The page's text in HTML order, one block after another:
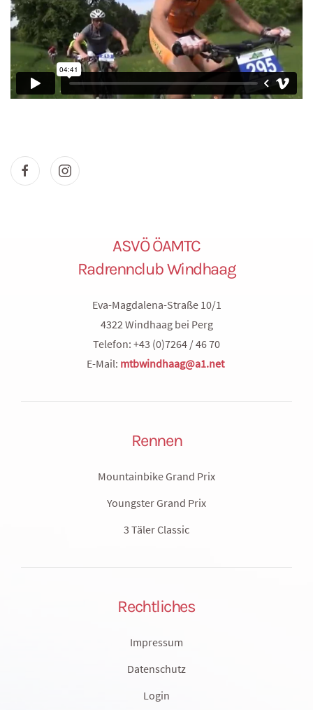
ASVÖ ÖAMTC
Radrennclub Windhaag
Eva-Magdalena-Straße 10/1
4322 Windhaag bei Perg
Telefon: +43 (0)7264 / 46 70
E-Mail: mtbwindhaag@a1.net
Rennen
Mountainbike Grand Prix
Youngster Grand Prix
3 Täler Classic
Rechtliches
Impressum
Datenschutz
Login